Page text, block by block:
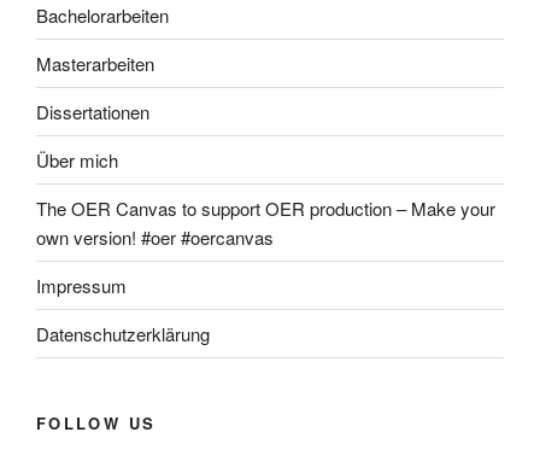
Bachelorarbeiten
Masterarbeiten
Dissertationen
Über mich
The OER Canvas to support OER production – Make your
own version! #oer #oercanvas
Impressum
Datenschutzerklärung
FOLLOW US